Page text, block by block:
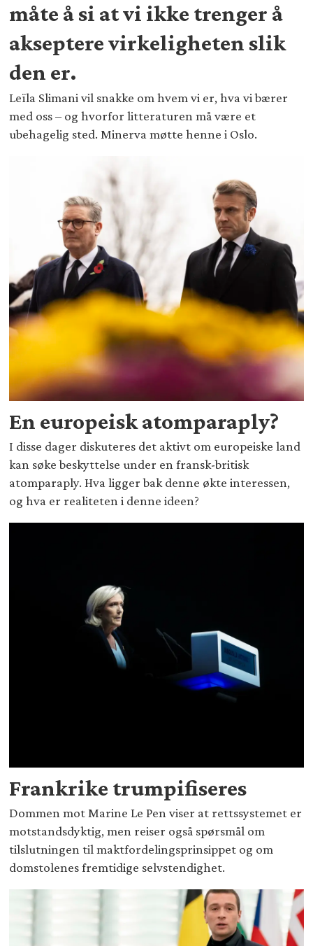
måte å si at vi ikke trenger å
akseptere virkeligheten slik
den er.
Leïla Slimani vil snakke om hvem vi er, hva vi bærer
med oss – og hvorfor litteraturen må være et
ubehagelig sted. Minerva møtte henne i Oslo.
En europeisk atomparaply?
I disse dager diskuteres det aktivt om europeiske land
kan søke beskyttelse under en fransk-britisk
atomparaply. Hva ligger bak denne økte interessen,
og hva er realiteten i denne ideen?
Frankrike trumpifiseres
Dommen mot Marine Le Pen viser at rettssystemet er
motstandsdyktig, men reiser også spørsmål om
tilslutningen til maktfordelingsprinsippet og om
domstolenes fremtidige selvstendighet.